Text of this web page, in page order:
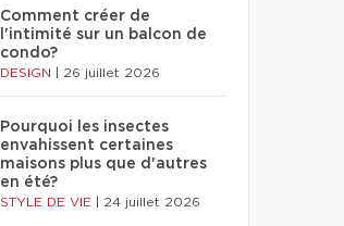
Comment créer de
l'intimité sur un balcon de
condo?
DESIGN 26 juillet 2026
Pourquoi les insectes
envahissent certaines
maisons plus que d'autres
en été?
STYLE DE VIE 24 juillet 2026